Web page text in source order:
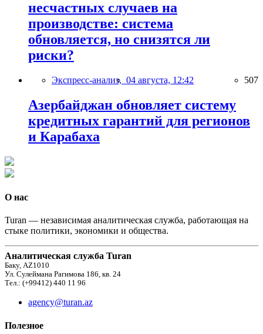
несчастных случаев на
производстве: система
обновляется, но снизятся ли
риски?
Экспресс-анализ, 04 августа, 12:42 507
Азербайджан обновляет систему
кредитных гарантий для регионов
и Карабаха
О нас
Turan — независимая аналитическая служба, работающая на
стыке политики, экономики и общества.
Аналитическая служба Turan
Баку, AZ1010
Ул. Сулеймана Рагимова 186, кв. 24
Тел.: (+99412) 440 11 96
agency@turan.az
Полезное